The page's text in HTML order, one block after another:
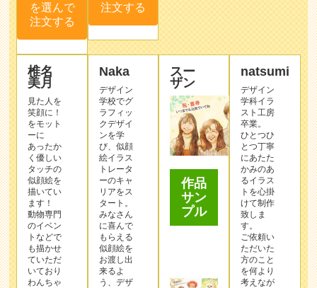
を選んで
注文する
注文する
椎名
美月
見た人を
笑顔に！
をモット
ーに
あったか
く優しい
タッチの
似顔絵を
描いてい
ます！
動物専門
のイベン
トなどで
も描かせ
ていただ
いており
わんちゃ
Naka
デザイン
学校でグ
ラフィッ
クデザイ
ンを学
び、似顔
絵イラス
トレータ
ーのキャ
リアをス
タート。
みなさん
に喜んで
もらえる
似顔絵を
お渡し出
来るよ
う、デザ
スー
ザン
作品
サン
プル
natsumi
デザイン
学科イラ
スト工房
卒業。
ひとつひ
とつ丁寧
にあたた
かみのあ
るイラス
トを心掛
けて制作
致しま
す。
ご依頼い
ただいた
方のこと
を何より
考えなが